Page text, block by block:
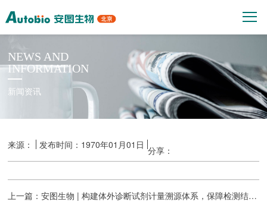
NEWS AND
INFORMATION
新闻资讯
来源： 发布时间：1970年01月01日 分享：
上一篇：安图生物 | 构建体外诊断试剂计量溯源体系，保障检测结果准确可靠